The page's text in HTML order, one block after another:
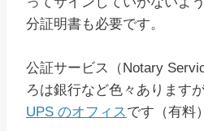
分証明書も必要です。
公証サービス（Notary
ろは銀行など色々あります
UPS のオフィスです（有料